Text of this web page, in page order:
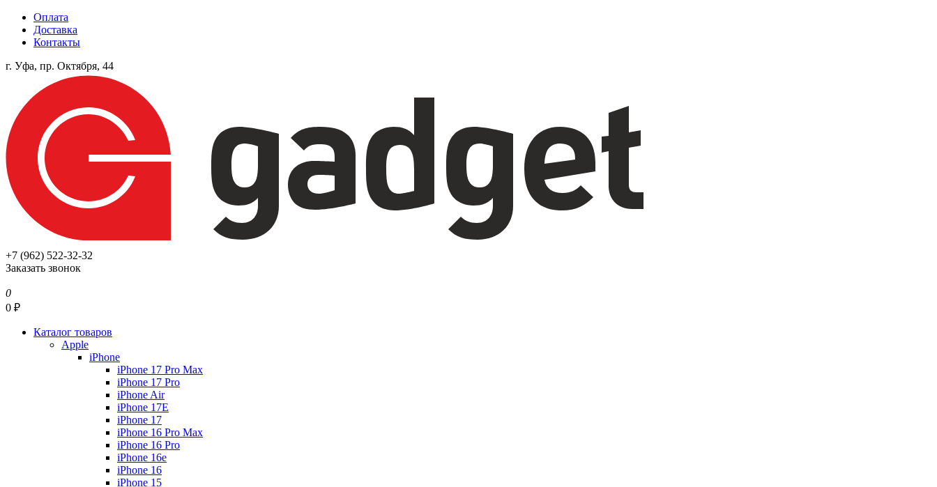
Оплата
Доставка
Контакты
г. Уфа, пр. Октября, 44
+7 (962) 522-32-32
Заказать звонок
0
0 ₽
Каталог товаров
Apple
iPhone
iPhone 17 Pro Max
iPhone 17 Pro
iPhone Air
iPhone 17E
iPhone 17
iPhone 16 Pro Max
iPhone 16 Pro
iPhone 16e
iPhone 16
iPhone 15